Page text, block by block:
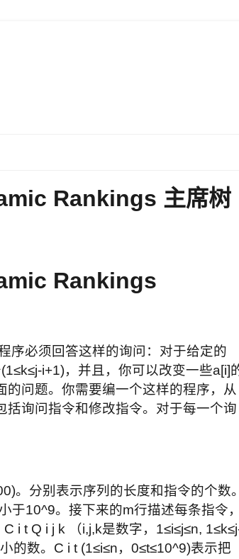
Rankings 主席树
Rankings
必须回答这样的询问：对于给定的
i+1)，并且，你可以改变一些a[i]
问题。你需要编一个这样的程序，从
询问指令和修改指令。对于每一个询
。分别表示序列的长度和指令的个数
10^9。接下来的m行描述每条指令
i t Q i j k （i,j,k是数字，1≤i≤j≤n,
数。C i t (1≤i≤n，0≤t≤10^9)表示把